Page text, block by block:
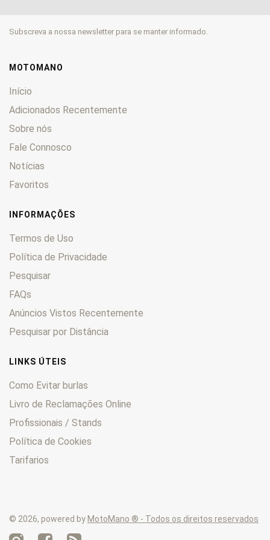
FLSTCI 0
FLSTFI
FLSTS
FLT 0
FLTC
FX 0
FXB
FXCE
FXDWG 0
FXDXT 0
FXE 0
FXEF
FXR 0
FXRS
FXS 0
FXST 0
FXSTB 0
FXSTC 0
FXSTD 0
FXSTDI
KHE 0
Subscreva a nossa newsletter para se manter informado.
MOTOMANO
Início
Adicionados Recentemente
Sobre nós
Fale Connosco
Notícias
Favoritos
INFORMAÇÕES
Termos de Uso
Política de Privacidade
Pesquisar
FAQs
Anúncios Vistos Recentemente
Pesquisar por Distância
LINKS ÚTEIS
Como Evitar burlas
Livro de Reclamações Online
Profissionais / Stands
Política de Cookies
Tarifarios
© 2026, powered by MotoMano ® - Todos os direitos reservados